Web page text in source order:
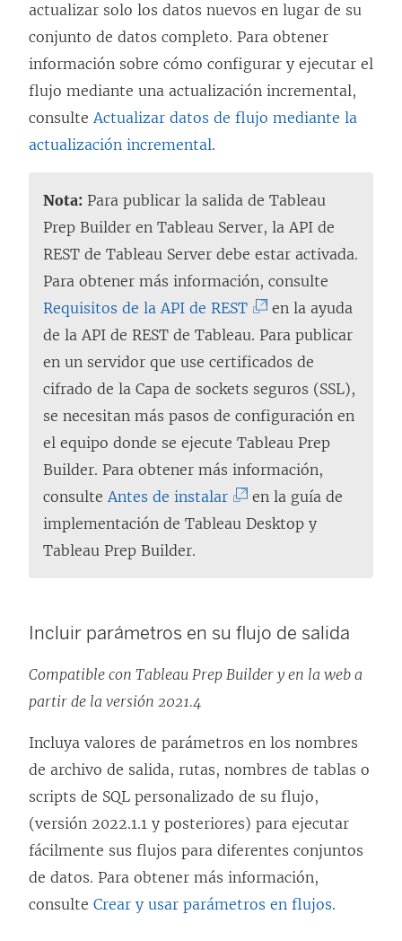
actualizar solo los datos nuevos en lugar de su
conjunto de datos completo. Para obtener
información sobre cómo configurar y ejecutar el
flujo mediante una actualización incremental,
consulteActualizar datos de flujo mediante la
actualización incremental.
Nota: Para publicar la salida de Tableau
Prep Builder en Tableau Server, la API de
REST de Tableau Server debe estar activada.
Para obtener más información, consulte
Requisitos de la API de REST(
E
l
e
n
l
a
c
e
b
e
n
u
n
a
v
e
n
en la ayuda
de la API de REST de Tableau. Para publicar
en un servidor que use certificados de
cifrado de la Capa de sockets seguros (SSL),
se necesitan más pasos de configuración en
el equipo donde se ejecute Tableau Prep
Builder. Para obtener más información,
consulteAntes de instalar(
E
l
c
s
e
a
b
r
e
e
en la guía de
implementación de Tableau Desktop y
Tableau Prep Builder.
Incluir parámetros en su flujo de salida
Compatible con Tableau Prep Builder y en la web a
partir de la versión 2021.4
Incluya valores de parámetros en los nombres
de archivo de salida, rutas, nombres de tablas o
scripts de SQL personalizado de su flujo,
(versión 2022.1.1 y posteriores) para ejecutar
fácilmente sus flujos para diferentes conjuntos
de datos. Para obtener más información,
consulte Crear y usar parámetros en flujos.